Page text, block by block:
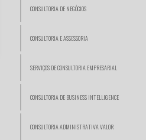
CONSULTORIA DE NEGÓCIOS
CONSULTORIA E ASSESSORIA
SERVIÇOS DE CONSULTORIA EMPRESARIAL
CONSULTORIA DE BUSINESS INTELLIGENCE
CONSULTORIA ADMINISTRATIVA VALOR